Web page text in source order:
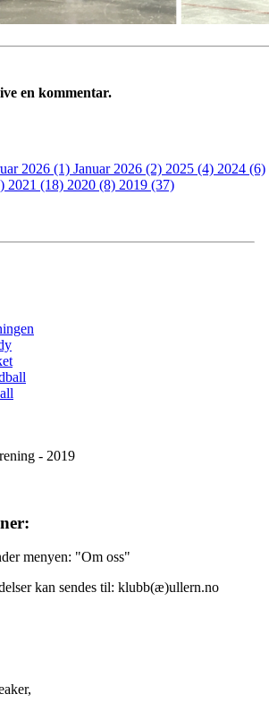
en kommentar.
2026 (1) Januar 2026 (2) 2025 (4) 2024 (6)
2021 (18) 2020 (8) 2019 (37)
- 2019
menyen: "Om oss"
kan sendes til: klubb(æ)ullern.no